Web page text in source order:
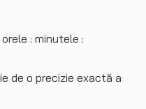
: minutele :
de o precizie exactă a